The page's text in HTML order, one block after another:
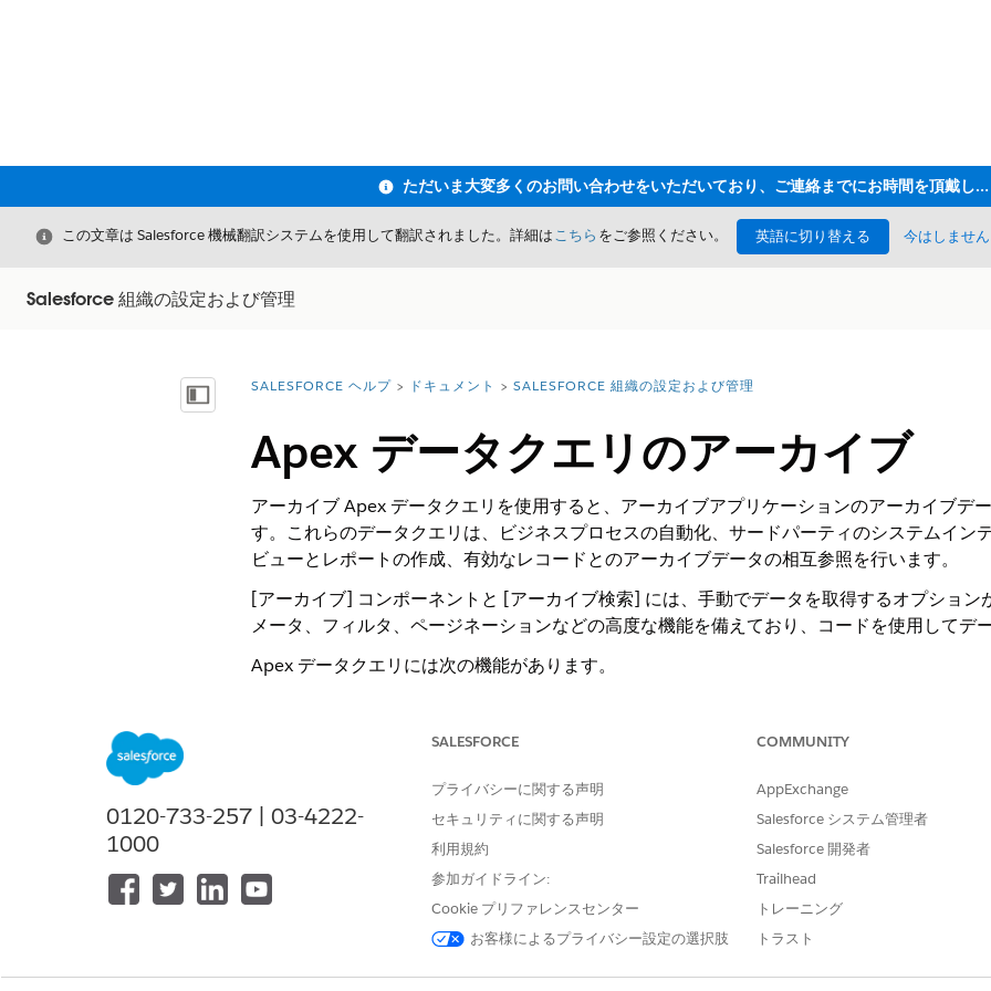
ただいま大変多くのお問い合わせをいただいており、ご連絡までにお時間を頂戴しております
閉じる
この文章は Salesforce 機械翻訳システムを使用して翻訳されました。詳細はこちら をご参照ください。 英語に切り替える 今はしません
Salesforce 組織の設定および管理
目次を表示詳細情報:
SALESFORCE ヘルプ ドキュメント SALESFORCE 組織の設定および管理
Apex データクエリのアーカイブ
アーカイブ Apex データクエリを使用すると、アーカイブアプリケーションのアーカイブデ
す。これらのデータクエリは、ビジネスプロセスの自動化、サードパーティのシステムイン
ビューとレポートの作成、有効なレコードとのアーカイブデータの相互参照を行います。
[アーカイブ] コンポーネントと [アーカイブ検索] には、手動でデータを取得するオプション
メータ、フィルタ、ページネーションなどの高度な機能を備えており、コードを使用してデ
Apex データクエリには次の機能があります。
ページあたり最大 1,000 件のレコードのバッチで大きなデータセットを返します。
オブジェクトが本番組織から削除された場合でも、アーカイブ済みレコードを照会します。
これらのシステム関連の Salesforce オブジェクトは除外され、Apex で検索できません。
最適なパフォーマンスを維持し、関連するアーカイブデータのみが返されるように、アーカ
0120-733-257 | 03-4222-
1000
SALESFORCE
プライバシーに関する声明
セキュリティに関する声明
利用規約
参加ガイドライン:
Cookie プリファレンスセンター
お客様によるプライバシー設定の選択肢
COMMUNITY
AppExchange
Salesforce システム管理者
Salesforce 開発者
Trailhead
トレーニング
トラスト